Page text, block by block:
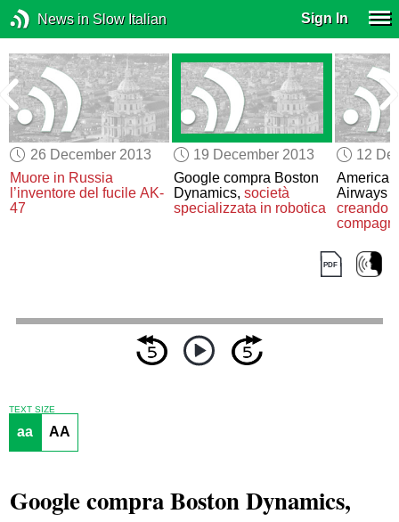
News in Slow Italian Sign In
26 December 2013
Muore in Russia
l’inventore del fucile AK-
47
19 December 2013
Google compra Boston
Dynamics, società
specializzata in robotica
12
Airways
creando
TEXT SIZE
aa AA
Google compra Boston Dynamics,